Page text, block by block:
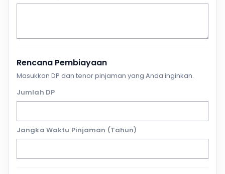
Rencana Pembiayaan
Masukkan DP dan tenor pinjaman yang Anda inginkan.
Jumlah DP
Jangka Waktu Pinjaman (Tahun)